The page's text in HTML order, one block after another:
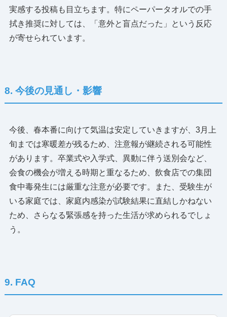
実感する投稿も目立ちます。特にペーパータオルでの手
拭き推奨に対しては、「意外と盲点だった」という反応
が寄せられています。
8. 今後の見通し・影響
今後、春本番に向けて気温は安定していきますが、3月上
旬までは寒暖差が残るため、注意報が継続される可能性
があります。卒業式や入学式、異動に伴う送別会など、
会食の機会が増える時期と重なるため、飲食店での集団
食中毒発生には厳重な注意が必要です。また、受験生が
いる家庭では、家庭内感染が試験結果に直結しかねない
ため、さらなる緊張感を持った生活が求められるでしょ
う。
9. FAQ